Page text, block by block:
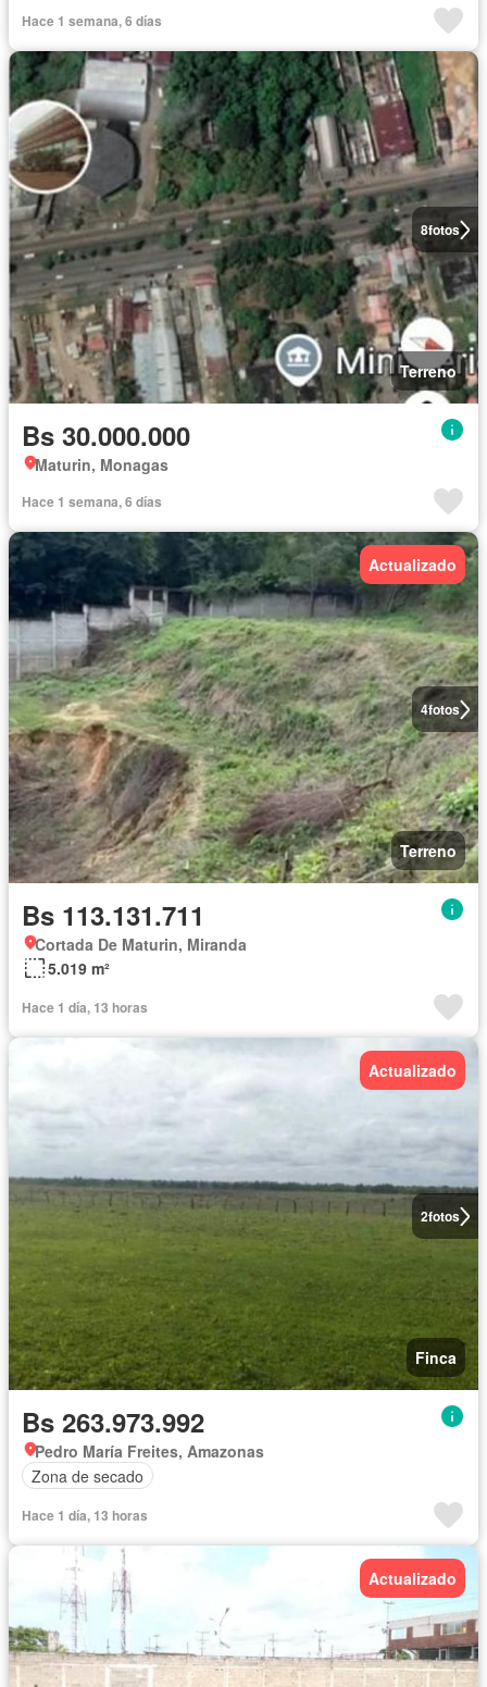
Hace 1 semana, 6 días
8fotos
Terreno
Bs 30.000.000
Maturin, Monagas
Hace 1 semana, 6 días
4fotos
Actualizado
Terreno
Bs 113.131.711
Cortada De Maturin, Miranda
5.019 m²
Hace 1 día, 13 horas
2fotos
Actualizado
Finca
Bs 263.973.992
Pedro María Freites, Amazonas
Zona de secado
Hace 1 día, 13 horas
Actualizado